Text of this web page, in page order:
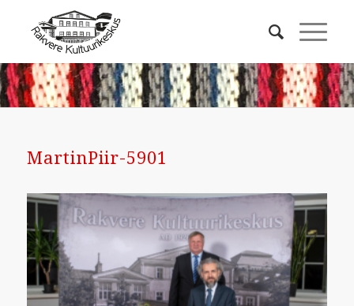
MartinPiir-5901